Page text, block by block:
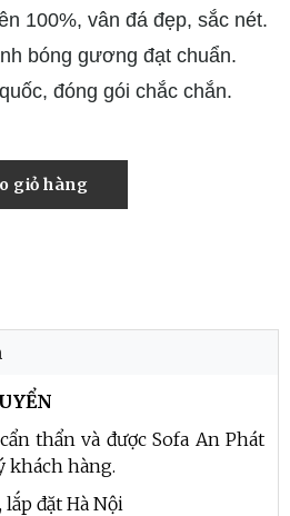
100%, vân đá đẹp, sắc nét.
bóng gương đạt chuẩn.
đóng gói chắc chắn.
giỏ hàng
thẩn và được Sofa An Phát
khách hàng.
đặt Hà Nội